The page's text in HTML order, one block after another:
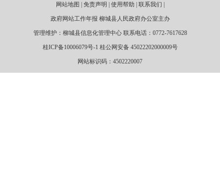
网站地图 | 免责声明 | 使用帮助 | 联系我们 |
政府网站工作年报 柳城县人民政府办公室主办
管理维护：柳城县信息化管理中心 联系电话：0772-7617628
桂ICP备10006079号-1 桂公网安备 45022202000009号
网站标识码：4502220007